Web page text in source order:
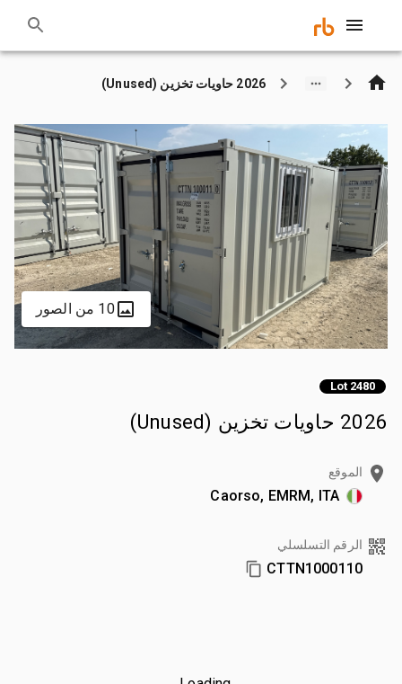
2026 حاويات تخزين (Unused)
10 من الصور
Lot 2480
2026 حاويات تخزين (Unused)
الموقع
Caorso, EMRM, ITA
الرقم التسلسلي
CTTN1000110